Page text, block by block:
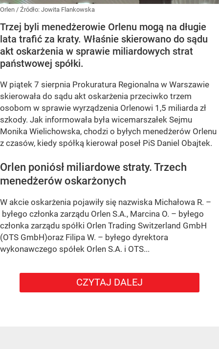
Orlen / Źródło: Jowita Flankowska
Trzej byli menedżerowie Orlenu mogą na długie
lata trafić za kraty. Właśnie skierowano do sądu
akt oskarżenia w sprawie miliardowych strat
państwowej spółki.
W piątek 7 sierpnia Prokuratura Regionalna w Warszawie
skierowała do sądu akt oskarżenia przeciwko trzem
osobom w sprawie wyrządzenia Orlenowi 1,5 miliarda zł
szkody. Jak informowała była wicemarszałek Sejmu
Monika Wielichowska, chodzi o byłych menedżerów Orlenu
z czasów, kiedy spółką kierował poseł PiS Daniel Obajtek.
Orlen poniósł miliardowe straty. Trzech
menedżerów oskarżonych
W akcie oskarżenia pojawiły się nazwiska Michałowa R. –
byłego członka zarządu Orlen S.A., Marcina O. – byłego
członka zarządu spółki Orlen Trading Switzerland GmbH
(OTS GmbH)oraz Filipa W. – byłego dyrektora
wykonawczego spółek Orlen S.A. i OTS...
CZYTAJ DALEJ